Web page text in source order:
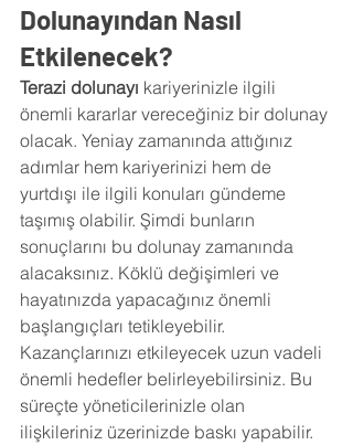
Dolunayından Nasıl
Etkilenecek?
Terazi dolunayı kariyerinizle ilgili
önemli kararlar vereceğiniz bir dolunay
olacak. Yeniay zamanında attığınız
adımlar hem kariyerinizi hem de
yurtdışı ile ilgili konuları gündeme
taşımış olabilir. Şimdi bunların
sonuçlarını bu dolunay zamanında
alacaksınız. Köklü değişimleri ve
hayatınızda yapacağınız önemli
başlangıçları tetikleyebilir.
Kazançlarınızı etkileyecek uzun vadeli
önemli hedefler belirleyebilirsiniz. Bu
süreçte yöneticilerinizle olan
ilişkileriniz üzerinizde baskı yapabilir.